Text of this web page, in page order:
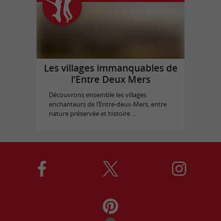
Les villages immanquables de
l’Entre Deux Mers
Découvrons ensemble les villages
enchanteurs de l’Entre-deux-Mers, entre
nature préservée et histoire ...